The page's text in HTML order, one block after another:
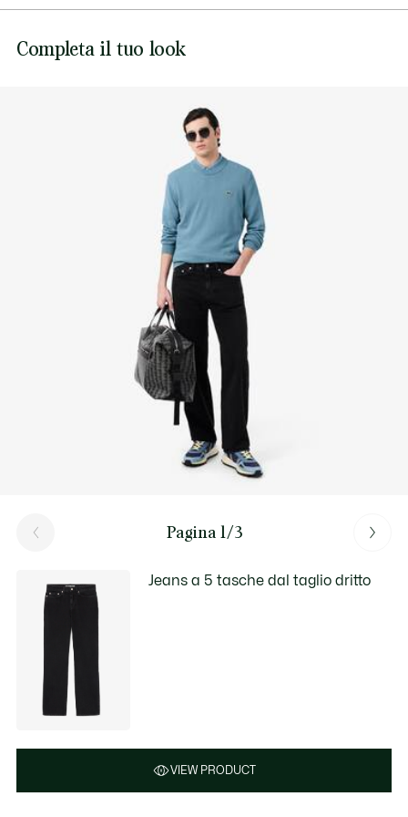
Linea a contrasto sul polsino destro
NON CANDEGGIARE
NON ASCIUGARE A SECCO
NON LAVARE A SECCO
FAR ASCIUGARE STESO DOPO AVER RIMOSSO
L'ACQUA IN ECCESSO
processo di produzione. Trasparenza della catena del
Completa il tuo look
Pagina 1/3
Jeans a 5 tasche dal taglio dritto
VIEW PRODUCT